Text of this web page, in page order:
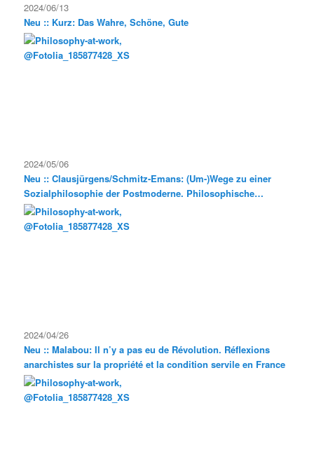
2024/06/13
Neu :: Kurz: Das Wahre, Schöne, Gute
2024/05/06
Neu :: Clausjürgens/Schmitz-Emans: (Um-)Wege zu einer
Sozialphilosophie der Postmoderne. Philosophische
Exkursionen
2024/04/26
Neu :: Malabou: Il n’y a pas eu de Révolution. Réflexions
anarchistes sur la propriété et la condition servile en France